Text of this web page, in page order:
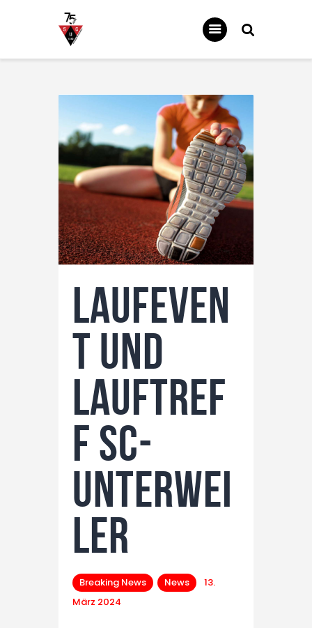
Über uns
Unsere Abteilungen
Downloads
Galerie
Sponsoren
Kontakt
Laufeven
t und
Lauftref
f SC-
Unterwei
ler
Breaking News News
13.
März 2024